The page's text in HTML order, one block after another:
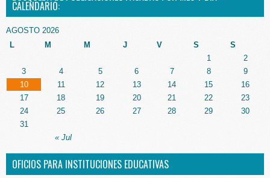
CALENDARIO:
AGOSTO 2026
L
M M J V S S
« Jul
1
2
3
4 5 6 7 8
9
10
11 12 13 14 15
16
17
18 19 20 21 22
23
24
25 26 27 28 29
30
31
OFICIOS PARA INSTITUCIONES EDUCATIVAS